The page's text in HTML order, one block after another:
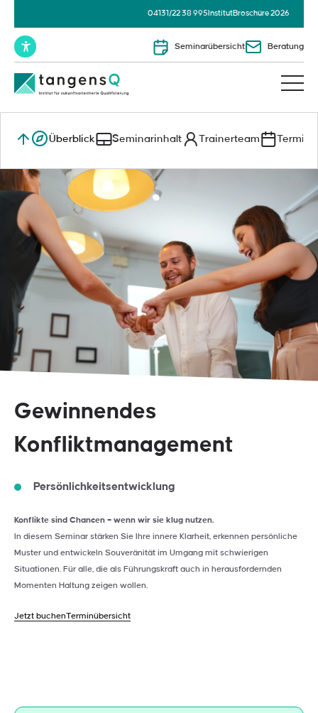
04131/22 38 995 InstitutBroschüre 2026
Seminarübersicht Beratung
Überblick Seminarinhalt Trainerteam Termine
Gewinnendes
Konfliktmanagement
Persönlichkeitsentwicklung
Konflikte sind Chancen – wenn wir sie klug nutzen.
In diesem Seminar stärken Sie Ihre innere Klarheit, erkennen persönliche
Muster und entwickeln Souveränität im Umgang mit schwierigen
Situationen. Für alle, die als Führungskraft auch in herausfordernden
Momenten Haltung zeigen wollen.
Jetzt buchenTerminübersicht